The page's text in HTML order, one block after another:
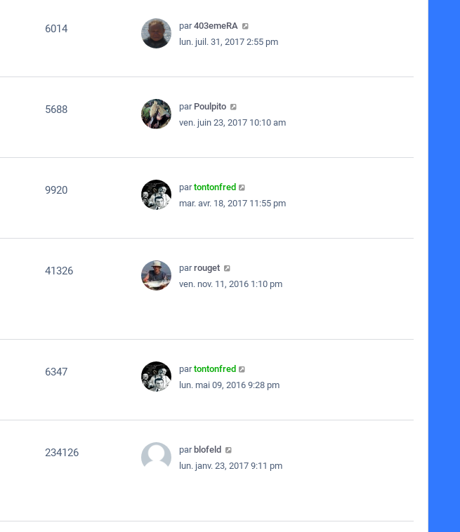
6014 par403emeRA
lun. juil. 31, 2017 2:55 pm
5688 par Poulpito
ven. juin 23, 2017 10:10 am
9920 partontonfred
mar. avr. 18, 2017 11:55 pm
41326 parrouget
ven. nov. 11, 2016 1:10 pm
6347 partontonfred
lun. mai 09, 2016 9:28 pm
234126 par blofeld
lun. janv. 23, 2017 9:11 pm